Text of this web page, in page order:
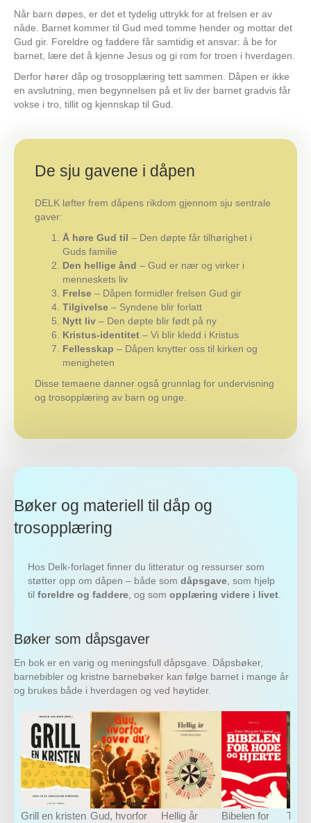
Når barn døpes, er det et tydelig uttrykk for at frelsen er av
nåde. Barnet kommer til Gud med tomme hender og mottar det
Gud gir. Foreldre og faddere får samtidig et ansvar: å be for
barnet, lære det å kjenne Jesus og gi rom for troen i hverdagen.
Derfor hører dåp og trosopplæring tett sammen. Dåpen er ikke
en avslutning, men begynnelsen på et liv der barnet gradvis får
vokse i tro, tillit og kjennskap til Gud.
De sju gavene i dåpen
DELK løfter frem dåpens rikdom gjennom sju sentrale
gaver:
Å høre Gud til – Den døpte får tilhørighet i
Guds familie
Den hellige ånd – Gud er nær og virker i
menneskets liv
Frelse – Dåpen formidler frelsen Gud gir
Tilgivelse – Syndene blir forlatt
Nytt liv – Den døpte blir født på ny
Kristus-identitet – Vi blir kledd i Kristus
Fellesskap – Dåpen knytter oss til kirken og
menigheten
Disse temaene danner også grunnlag for undervisning
og trosopplæring av barn og unge.
Bøker og materiell til dåp og
trosopplæring
Hos Delk-forlaget finner du litteratur og ressurser som
støtter opp om dåpen – både som dåpsgave, som hjelp
til foreldre og faddere, og som opplæring videre i livet.
Bøker som dåpsgaver
En bok er en varig og meningsfull dåpsgave. Dåpsbøker,
barnebibler og kristne barnebøker kan følge barnet i mange år
og brukes både i hverdagen og ved høytider.
Grill en kristen Gud, hvorfor
Hellig år
Bibelen for